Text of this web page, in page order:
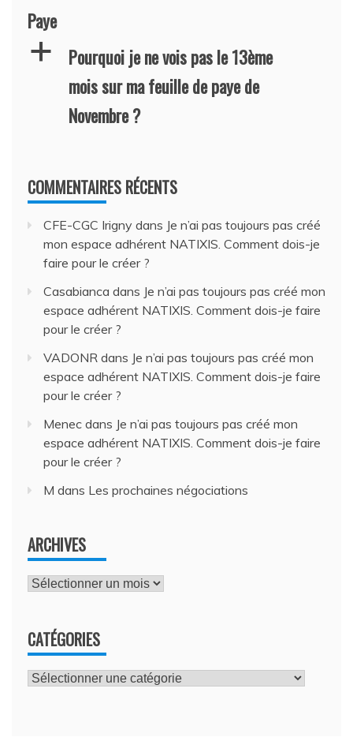
Paye
a
Pourquoi je ne vois pas le 13ème
mois sur ma feuille de paye de
Novembre ?
COMMENTAIRES RÉCENTS
CFE-CGC Irigny dans Je n’ai pas toujours pas créé
mon espace adhérent NATIXIS. Comment dois-je
faire pour le créer ?
Casabianca dans Je n’ai pas toujours pas créé mon
espace adhérent NATIXIS. Comment dois-je faire
pour le créer ?
VADONR dans Je n’ai pas toujours pas créé mon
espace adhérent NATIXIS. Comment dois-je faire
pour le créer ?
Menec dans Je n’ai pas toujours pas créé mon
espace adhérent NATIXIS. Comment dois-je faire
pour le créer ?
M dans Les prochaines négociations
ARCHIVES
Archives
CATÉGORIES
Catégories